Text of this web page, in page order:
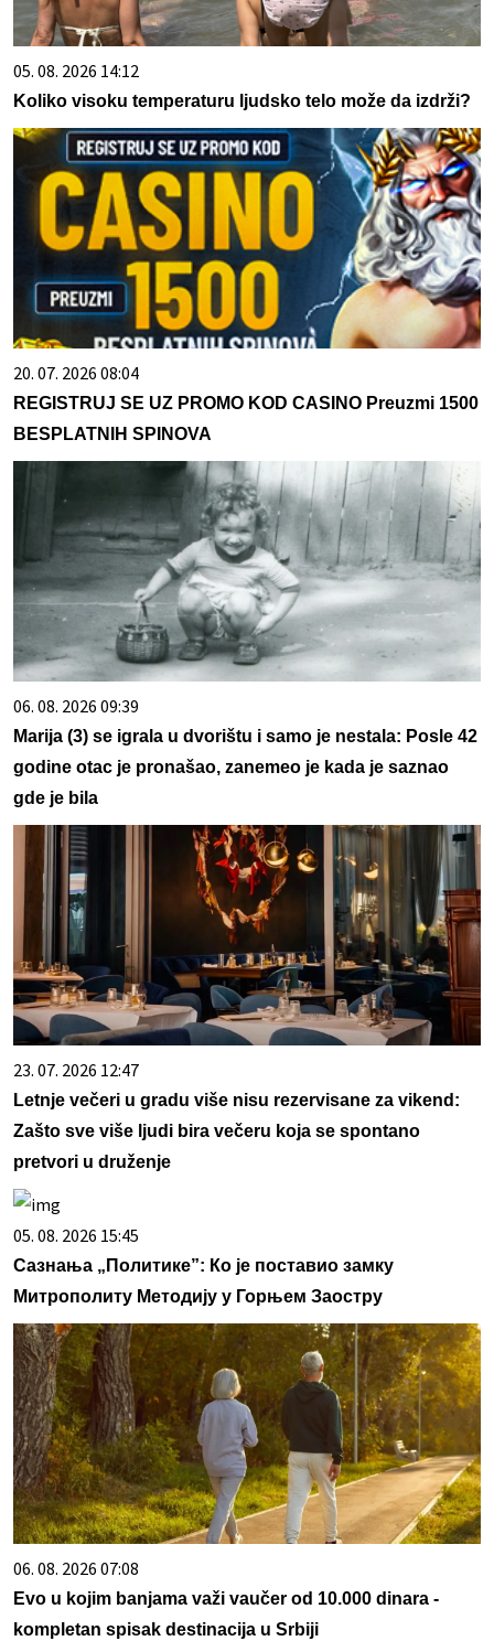
05. 08. 2026 14:12
Koliko visoku temperaturu ljudsko telo može da izdrži?
20. 07. 2026 08:04
REGISTRUJ SE UZ PROMO KOD CASINO Preuzmi 1500
BESPLATNIH SPINOVA
06. 08. 2026 09:39
Marija (3) se igrala u dvorištu i samo je nestala: Posle 42
godine otac je pronašao, zanemeo je kada je saznao
gde je bila
23. 07. 2026 12:47
Letnje večeri u gradu više nisu rezervisane za vikend:
Zašto sve više ljudi bira večeru koja se spontano
pretvori u druženje
05. 08. 2026 15:45
Сазнања „Политике”: Ко је поставио замку
Митрополиту Методију у Горњем Заостру
06. 08. 2026 07:08
Evo u kojim banjama važi vaučer od 10.000 dinara -
kompletan spisak destinacija u Srbiji